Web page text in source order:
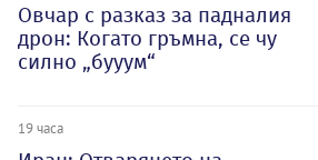
Овчар с разказ за падналия
дрон: Когато гръмна, се чу
силно „бууум“
19 часа